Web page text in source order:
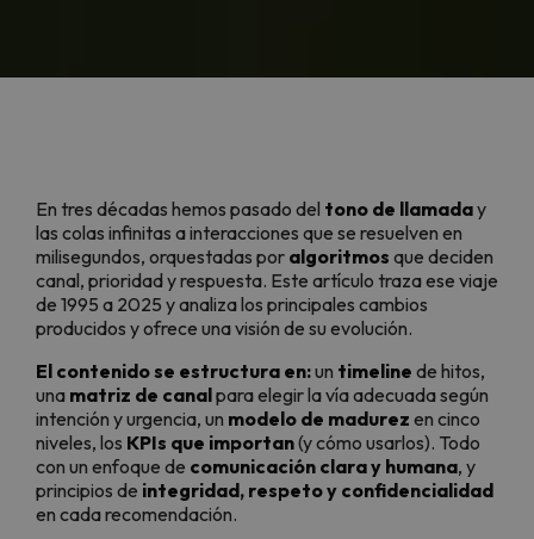
En tres décadas hemos pasado del tono de llamaday
las colas infinitas a interacciones que se resuelven en
milisegundos, orquestadas por algoritmos que deciden
canal, prioridad y respuesta. Este artículo traza ese viaje
de 1995 a 2025 y analiza los principales cambios
producidos y ofrece una visión de su evolución.
El contenido se estructura en:un timeline de hitos,
una matriz de canalpara elegir la vía adecuada según
intención y urgencia, un modelo de madurez en cinco
niveles, los KPIs que importan(y cómo usarlos). Todo
con un enfoque de comunicación clara y humana, y
principios de integridad, respeto y confidencialidad
en cada recomendación.